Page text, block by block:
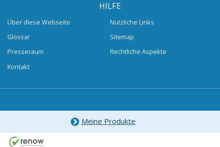
HILFE
Über diese Webseite
Glossar
Presseraum
Kontakt
Nützliche Links
Sitemap
Rechtliche Aspekte
Meine Produkte